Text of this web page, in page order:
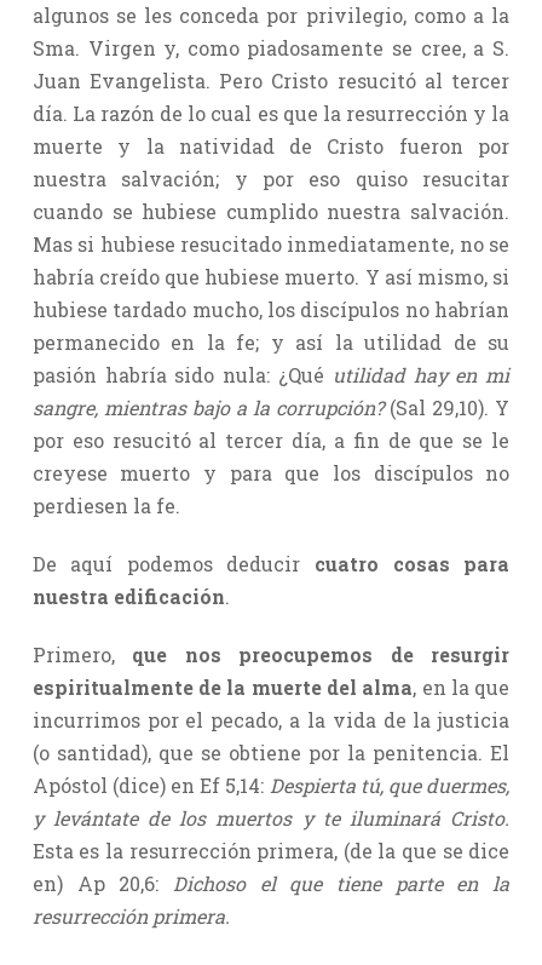
algunos se les conceda por privilegio, como a la
Sma. Virgen y, como piadosamente se cree, a S.
Juan Evangelista. Pero Cristo resucitó al tercer
día. La razón de lo cual es que la resurrección y la
muerte y la natividad de Cristo fueron por
nuestra salvación; y por eso quiso resucitar
cuando se hubiese cumplido nuestra salvación.
Mas si hubiese resucitado inmediatamente, no se
habría creído que hubiese muerto. Y así mismo, si
hubiese tardado mucho, los discípulos no habrían
permanecido en la fe; y así la utilidad de su
pasión habría sido nula: ¿Qué utilidad hay en mi
sangre, mientras bajo a la corrupción?(Sal 29,10). Y
por eso resucitó al tercer día, a fin de que se le
creyese muerto y para que los discípulos no
perdiesen la fe.
De aquí podemos deducir cuatro cosas para
nuestra edificación.
Primero, que nos preocupemos de resurgir
espiritualmente de la muerte del alma, en la que
incurrimos por el pecado, a la vida de la justicia
(o santidad), que se obtiene por la penitencia. El
Apóstol (dice) en Ef 5,14: Despierta tú, que duermes,
y levántate de los muertos y te iluminará Cristo.
Esta es la resurrección primera, (de la que se dice
en) Ap 20,6: Dichoso el que tiene parte en la
resurrección primera.